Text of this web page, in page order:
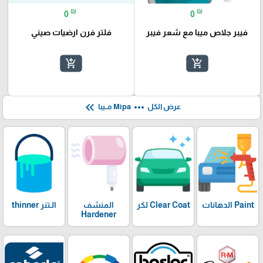
0 ₪
فيبر جلاص ميبا مع شعر فيبر
add_shopping_cart
0 ₪
فلتر فرن ارضيات صيني
add_shopping_cart
عرض الكل more_horiz Mipa مــيبا keyboard_double_arrow_left
Paint الدهانات Clear Coat لكر
المنشف
Hardener
الـتنر thinner